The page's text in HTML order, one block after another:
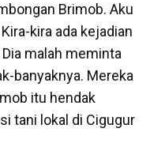
Brimob. Aku
kira ada kejadian
malah meminta
banyaknya. Mereka
itu hendak
tani lokal di Cigugur